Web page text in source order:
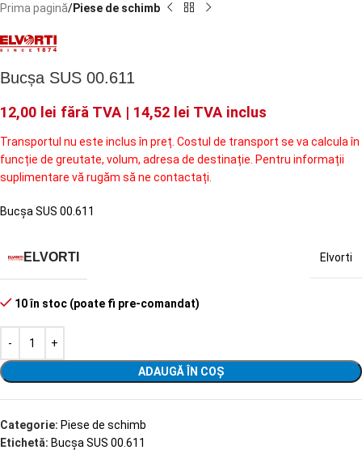
Prima pagină Piese de schimb
Bucșa SUS 00.611
12,00 lei fără TVA | 14,52 lei TVA inclus
Transportul nu este inclus în preț. Costul de transport se va calcula în
funcție de greutate, volum, adresa de destinație. Pentru informații
suplimentare vă rugăm să ne contactați.
Bucșa SUS 00.611
ELVORTI Elvorti
10 în stoc (poate fi pre-comandat)
ADAUGĂ ÎN COȘ
Categorie: Piese de schimb
Etichetă: Bucșa SUS 00.611